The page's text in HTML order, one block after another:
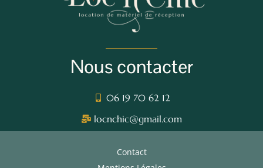
Nous contacter
06 19 70 62 12
locnchic@gmail.com
Contact